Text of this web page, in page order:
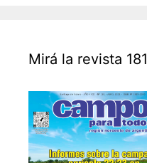
Mirá la revista 181